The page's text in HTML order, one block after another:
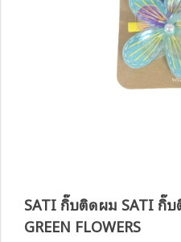
SATI กิ๊บติดผม SATI กิ๊
GREEN FLOWERS